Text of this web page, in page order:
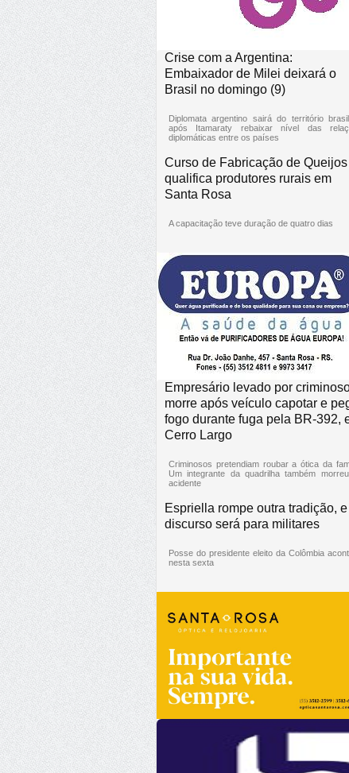
Crise com a Argentina:
Embaixador de Milei deixará o
Brasil no domingo (9)
Diplomata argentino sairá do território
após Itamaraty rebaixar nível das
diplomáticas entre os países
Curso de Fabricação de Queijos
qualifica produtores rurais em
Santa Rosa
A capacitação teve duração de quatro dias
Empresário levado por
morre após veículo capotar e
fogo durante fuga pela BR-392,
Cerro Largo
Criminosos pretendiam roubar a ótica da
Um integrante da quadrilha também
acidente
Espriella rompe outra tradição, e
discurso será para militares
Posse do presidente eleito da Colômbia
nesta sexta